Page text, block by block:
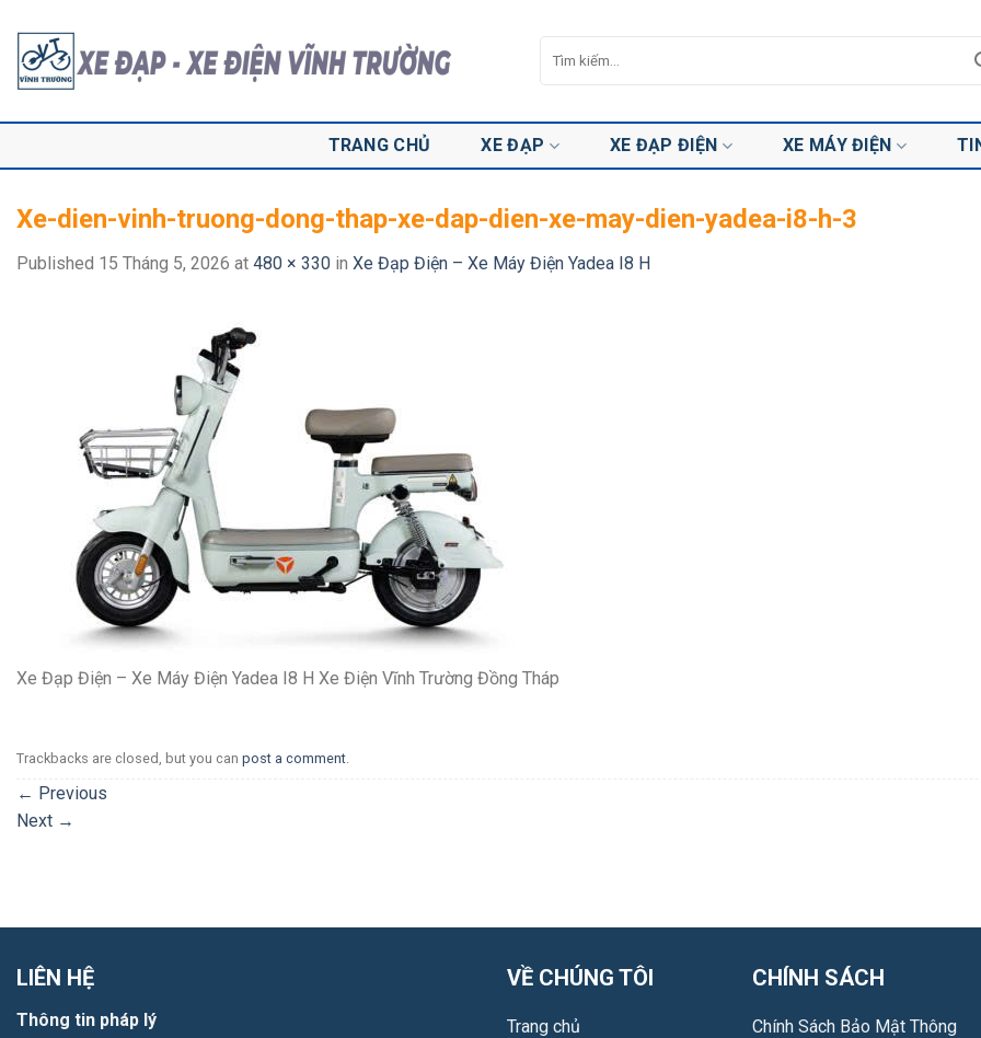
content
kiếm:
TRANG CHỦ XE ĐẠP XE ĐẠP ĐIỆN XE MÁY ĐIỆN
Xe-dien-vinh-truong-dong-thap-xe-dap-dien-xe-may-dien-yadea-i8-h-3
Published 15 Tháng 5, 2026 at 480 × 330 in Xe Đạp Điện – Xe Máy Điện Yadea I8 H
Xe Đạp Điện – Xe Máy Điện Yadea I8 H Xe Điện Vĩnh Trường Đồng Tháp
Trackbacks are closed, but you can post a comment.
← Previous
Next →
LIÊN HỆ
Thông tin pháp lý
VỀ CHÚNG TÔI
Trang chủ
CHÍNH SÁCH
Chính Sách Bảo Mật Thông